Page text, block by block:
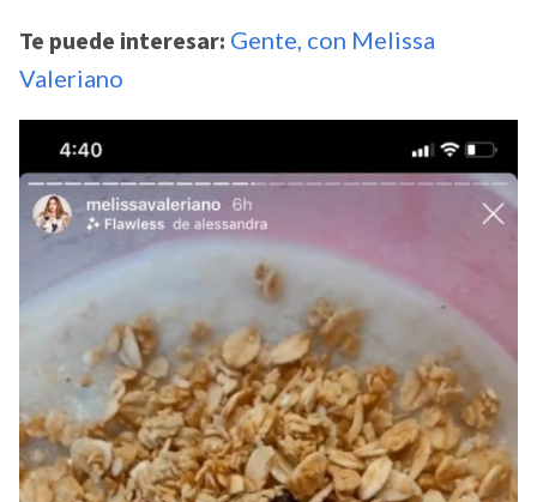
Te puede interesar: Gente, con Melissa
Valeriano